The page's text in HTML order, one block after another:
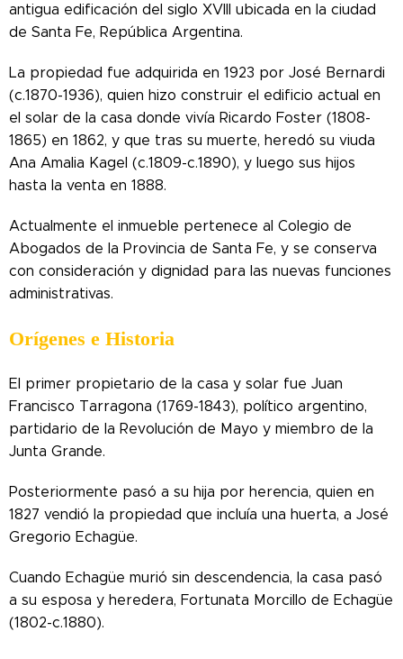
antigua edificación del siglo XVIII ubicada en la ciudad
de Santa Fe, República Argentina.
La propiedad fue adquirida en 1923 por José Bernardi
(c.1870-1936), quien hizo construir el edificio actual en
el solar de la casa donde vivía Ricardo Foster (1808-
1865) en 1862, y que tras su muerte, heredó su viuda
Ana Amalia Kagel (c.1809-c.1890), y luego sus hijos
hasta la venta en 1888.
Actualmente el inmueble pertenece al Colegio de
Abogados de la Provincia de Santa Fe, y se conserva
con consideración y dignidad para las nuevas funciones
administrativas.
Orígenes e Historia
El primer propietario de la casa y solar fue Juan
Francisco Tarragona (1769-1843), político argentino,
partidario de la Revolución de Mayo y miembro de la
Junta Grande.
Posteriormente pasó a su hija por herencia, quien en
1827 vendió la propiedad que incluía una huerta, a José
Gregorio Echagüe.
Cuando Echagüe murió sin descendencia, la casa pasó
a su esposa y heredera, Fortunata Morcillo de Echagüe
(1802-c.1880).